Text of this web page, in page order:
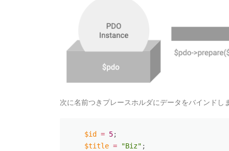
次に名前つきプレースホルダにデータをバインドし
$id = 5;
$title = "Biz" ;